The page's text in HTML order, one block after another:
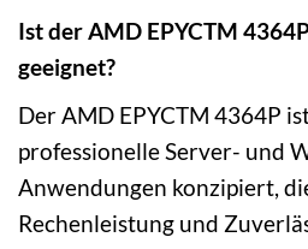
Ist der AMD EPYCTM
geeignet?
Der AMD EPYCTM 4364P
professionelle Server- und
Anwendungen konzipiert,
Rechenleistung und